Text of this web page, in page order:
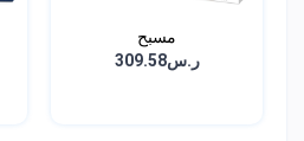
مسبح
ر.س309.58